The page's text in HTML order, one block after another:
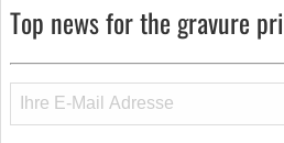
Top news for the gravure